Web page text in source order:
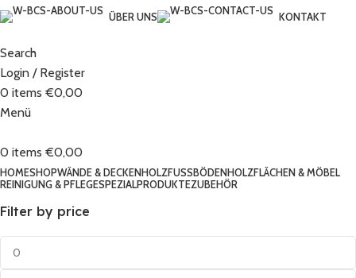
ÜBER UNS KONTAKT
Search
Login / Register
0 items €0,00
Menü
0 items €0,00
HOMESHOPWÄNDE & DECKENHOLZFUSSBÖDEN HOLZFLÄCHEN & MÖBEL
REINIGUNG & PFLEGESPEZIALPRODUKTEZUBEHÖR
Filter by price